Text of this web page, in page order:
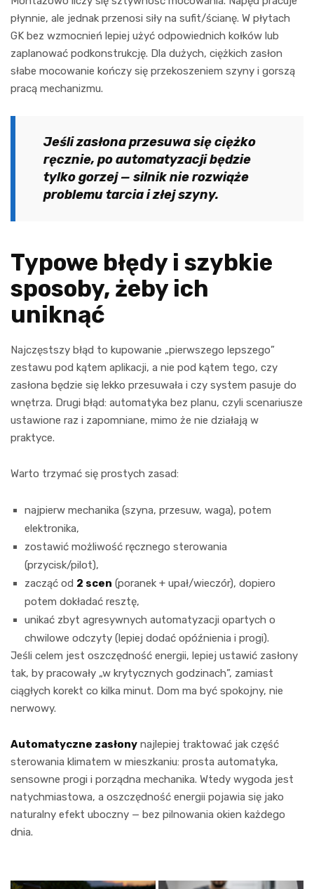
płynnie, ale jednak przenosi siły na sufit/ścianę. W płytach
GK bez wzmocnień lepiej użyć odpowiednich kołków lub
zaplanować podkonstrukcję. Dla dużych, ciężkich zasłon
słabe mocowanie kończy się przekoszeniem szyny i gorszą
pracą mechanizmu.
Jeśli zasłona przesuwa się ciężko
ręcznie, po automatyzacji będzie
tylko gorzej — silnik nie rozwiąże
problemu tarcia i złej szyny.
Typowe błędy i szybkie
sposoby, żeby ich
uniknąć
Najczęstszy błąd to kupowanie „pierwszego lepszego”
zestawu pod kątem aplikacji, a nie pod kątem tego, czy
zasłona będzie się lekko przesuwała i czy system pasuje do
wnętrza. Drugi błąd: automatyka bez planu, czyli scenariusze
ustawione raz i zapomniane, mimo że nie działają w
praktyce.
Warto trzymać się prostych zasad:
najpierw mechanika (szyna, przesuw, waga), potem
elektronika,
zostawić możliwość ręcznego sterowania
(przycisk/pilot),
zacząć od 2 scen (poranek + upał/wieczór), dopiero
potem dokładać resztę,
unikać zbyt agresywnych automatyzacji opartych o
chwilowe odczyty (lepiej dodać opóźnienia i progi).
Jeśli celem jest oszczędność energii, lepiej ustawić zasłony
tak, by pracowały „w krytycznych godzinach”, zamiast
ciągłych korekt co kilka minut. Dom ma być spokojny, nie
nerwowy.
Automatyczne zasłony najlepiej traktować jak część
sterowania klimatem w mieszkaniu: prosta automatyka,
sensowne progi i porządna mechanika. Wtedy wygoda jest
natychmiastowa, a oszczędność energii pojawia się jako
naturalny efekt uboczny — bez pilnowania okien każdego
dnia.